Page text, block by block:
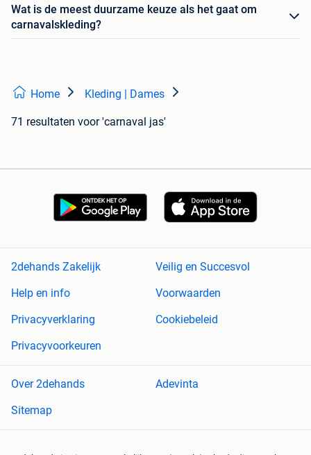
Wat is de meest duurzame keuze als het gaat om
carnavalskleding?
Home Kleding | Dames
71 resultaten voor 'carnaval jas'
2dehands Zakelijk
Veilig en Succesvol
Help en info
Voorwaarden
Privacyverklaring
Cookiebeleid
Privacyvoorkeuren
Over 2dehands
Adevinta
Sitemap